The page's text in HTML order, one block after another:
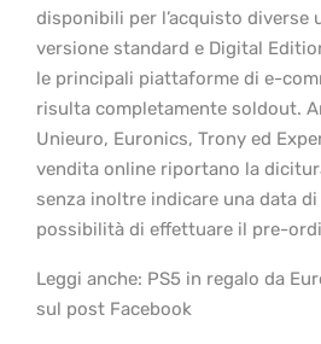
disponibili per l’acquisto diverse
versione standard e Digital
le principali piattaforme di e-
risulta completamente soldout.
Unieuro, Euronics, Trony ed
vendita online riportano la
senza inoltre indicare una data
possibilità di effettuare il pre-
Leggi anche: PS5 in regalo da
sul post Facebook